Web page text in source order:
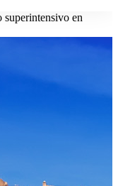
superintensivo en